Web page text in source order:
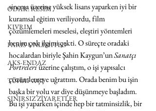
ODAK: RESİM
KIVRIM
PARIS UNLIMITED
AKS-ENDAZ
TUHAF AÇI
SINIRSIZ ZİYARETLER
sinema üzerine yüksek lisans yaparken iyi bir
kuramsal eğitim veriliyordu, film
çözümlemeleri meselesi, eleştiri yöntemleri
benim çok ilgimi çekti. O süreçte oradaki
hocalardan biriyle Şahin Kaygun’un Sanatçı
Portreleri üzerine çalıştım, o işi yapısalcı
çözümlemeye uğrattım. Orada benim bu işin
başka bir yolu var diye düşünmeye başladım.
Bu işi yaparken içinde hep bir tatminsizlik, bir